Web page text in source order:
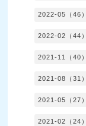
2022-05（46）
2022-02（44）
2021-11（40）
2021-08（31）
2021-05（27）
2021-02（24）